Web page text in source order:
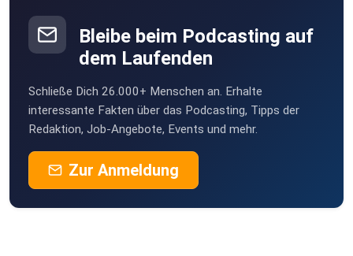
Bleibe beim Podcasting auf
dem Laufenden
Schließe Dich 26.000+ Menschen an. Erhalte
interessante Fakten über das Podcasting, Tipps der
Redaktion, Job-Angebote, Events und mehr.
Zur Anmeldung